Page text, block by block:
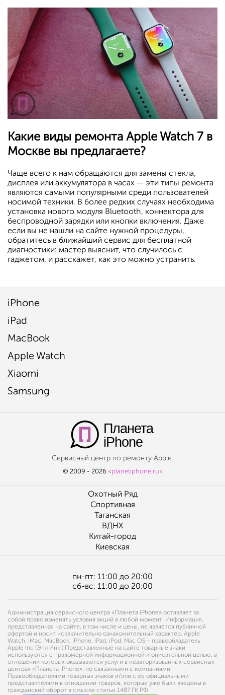
Какие виды ремонта Apple Watch 7 в
Москве вы предлагаете?
Чаще всего к нам обращаются для замены стекла,
дисплея или аккумулятора в часах — эти типы ремонта
являются самыми популярными среди пользователей
носимой техники. В более редких случаях необходима
установка нового модуля Bluetooth, коннектора для
беспроводной зарядки или кнопки включения. Даже
если вы не нашли на сайте нужной процедуры,
обратитесь в ближайший сервис для бесплатной
диагностики: мастер выяснит, что случилось с
гаджетом, и расскажет, как это можно устранить.
iPhone
iPad
MacBook
Apple Watch
Xiaomi
Samsung
Планета
iPhone
Сервисный центр по ремонту Apple.
© 2009 - 2026 «planetiphone.ru»
Охотный Ряд
Спортивная
Таганская
ВДНХ
Китай-город
Киевская
пн-пт: 11:00 до 20:00
сб-вс: 11:00 до 20:00
Администрация сервисного центра «Планета iPhone» оставляет за
собой право изменять условия акций в любой момент. Информация,
представленная на сайте, в том числе и цены, не является публичной
офертой и носит исключительно ознакомительный характер. Apple
Watch, iMac, MacBook, iPhone, iPad, iPod, Mac OS— правообладатель
Apple Inc (Эпл Инк.) Представленные на сайте товарные знаки
используются с правомерной информационной и описательной целью, в
отношении которых оказываются услуги в неавторизованных сервисных
центрах «Планета iPhone», не связанными с компаниями
Правообладателями товарных знаков и/или с ее официальными
представителями в отношении товаров, которые уже были введены в
гражданский оборот в смысле статьи 1487 ГК РФ.